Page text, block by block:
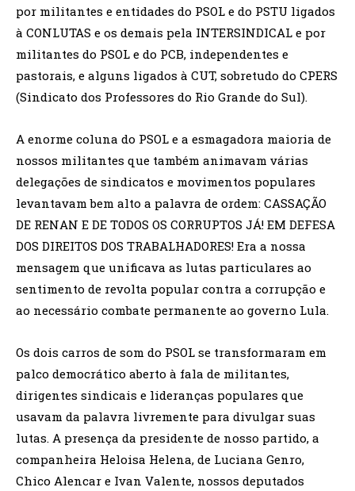
por militantes e entidades do PSOL e do PSTU ligados
à CONLUTAS e os demais pela INTERSINDICAL e por
militantes do PSOL e do PCB, independentes e
pastorais, e alguns ligados à CUT, sobretudo do CPERS
(Sindicato dos Professores do Rio Grande do Sul).
A enorme coluna do PSOL e a esmagadora maioria de
nossos militantes que também animavam várias
delegações de sindicatos e movimentos populares
levantavam bem alto a palavra de ordem: CASSAÇÃO
DE RENAN E DE TODOS OS CORRUPTOS JÁ! EM DEFESA
DOS DIREITOS DOS TRABALHADORES! Era a nossa
mensagem que unificava as lutas particulares ao
sentimento de revolta popular contra a corrupção e
ao necessário combate permanente ao governo Lula.
Os dois carros de som do PSOL se transformaram em
palco democrático aberto à fala de militantes,
dirigentes sindicais e lideranças populares que
usavam da palavra livremente para divulgar suas
lutas. A presença da presidente de nosso partido, a
companheira Heloisa Helena, de Luciana Genro,
Chico Alencar e Ivan Valente, nossos deputados